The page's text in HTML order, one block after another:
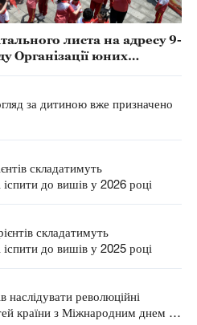
листа на адресу 9-
Організації юних
за дитиною вже призначено
складатимуть
іспити до вишів у 2026 році
складатимуть
іспити до вишів у 2025 році
наслідувати революційні
країни з Міжнародним днем